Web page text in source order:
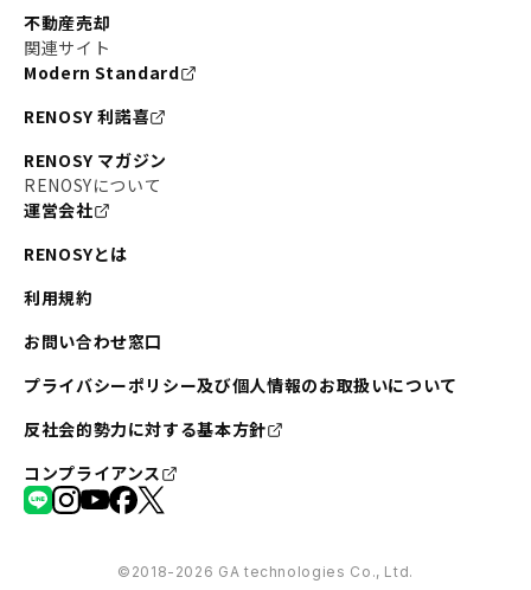
不動産売却
関連サイト
Modern Standard
RENOSY 利諾喜
RENOSY マガジン
RENOSYについて
運営会社
RENOSYとは
利用規約
お問い合わせ窓口
プライバシーポリシー及び個人情報のお取扱いについて
反社会的勢力に対する基本方針
コンプライアンス
©︎2018-2026 GA technologies Co., Ltd.